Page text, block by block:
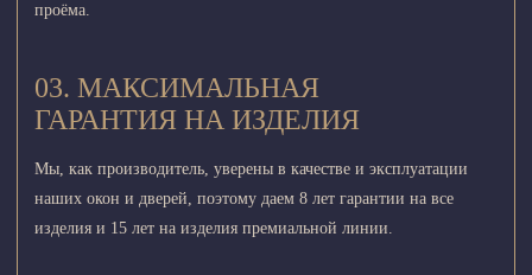
проёма.
03. МАКСИМАЛЬНАЯ
ГАРАНТИЯ НА ИЗДЕЛИЯ
Мы, как производитель, уверены в качестве и эксплуатации
наших окон и дверей, поэтому даем 8 лет гарантии на все
изделия и 15 лет на изделия премиальной линии.